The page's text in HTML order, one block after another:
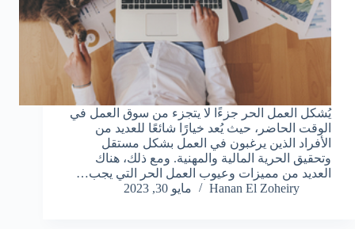
يُشكل العمل الحر جزءًا لا يتجزء من سوق العمل في
الوقت الحاضر، حيث يُعد خيارًا شائعًا للعديد من
الأفراد الذين يرغبون في العمل بشكل مستقل
وتحقيق الحرية المالية والمهنية. ومع ذلك، هناك
العديد من مميزات وعيوب العمل الحر التي يجب…
Hanan El Zoheiry
مايو 30, 2023